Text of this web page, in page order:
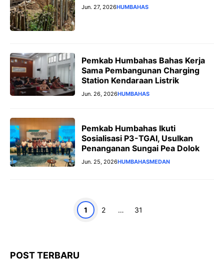
Jun. 27, 2026HUMBAHAS
Pemkab Humbahas Bahas Kerja
Sama Pembangunan Charging
Station Kendaraan Listrik
Jun. 26, 2026HUMBAHAS
Pemkab Humbahas Ikuti
Sosialisasi P3-TGAI, Usulkan
Penanganan Sungai Pea Dolok
Jun. 25, 2026HUMBAHASMEDAN
Halaman
1 Halaman
2 … Halaman
31
POST TERBARU